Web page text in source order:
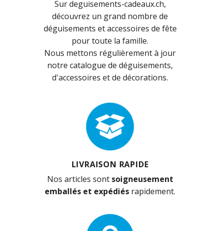
Sur deguisements-cadeaux.ch,
découvrez un grand nombre de
déguisements et accessoires de fête
pour toute la famille.
Nous mettons régulièrement à jour
notre catalogue de déguisements,
d'accessoires et de décorations.
LIVRAISON RAPIDE
Nos articles sont soigneusement
emballés et expédiés rapidement.